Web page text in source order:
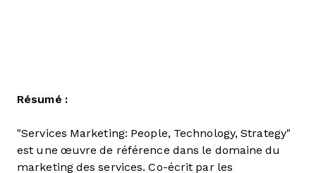
Résumé :
"Services Marketing: People, Technology, Strategy"
est une œuvre de référence dans le domaine du
marketing des services. Co-écrit par les